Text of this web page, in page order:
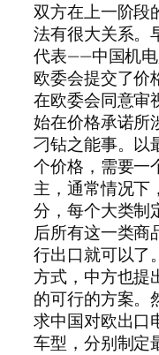
双方在上一阶段
法有很大关系。
代表——中国机
欧委会提交了价
在欧委会同意审
始在价格承诺所
刁钻之能事。以
个价格，需要一
主，通常情况下
分，每个大类制
后所有这一类商
行出口就可以了
方式，中方也提
的可行的方案。
求中国对欧出口
车型，分别制定